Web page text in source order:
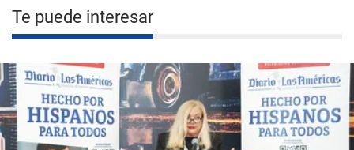
Te puede interesar